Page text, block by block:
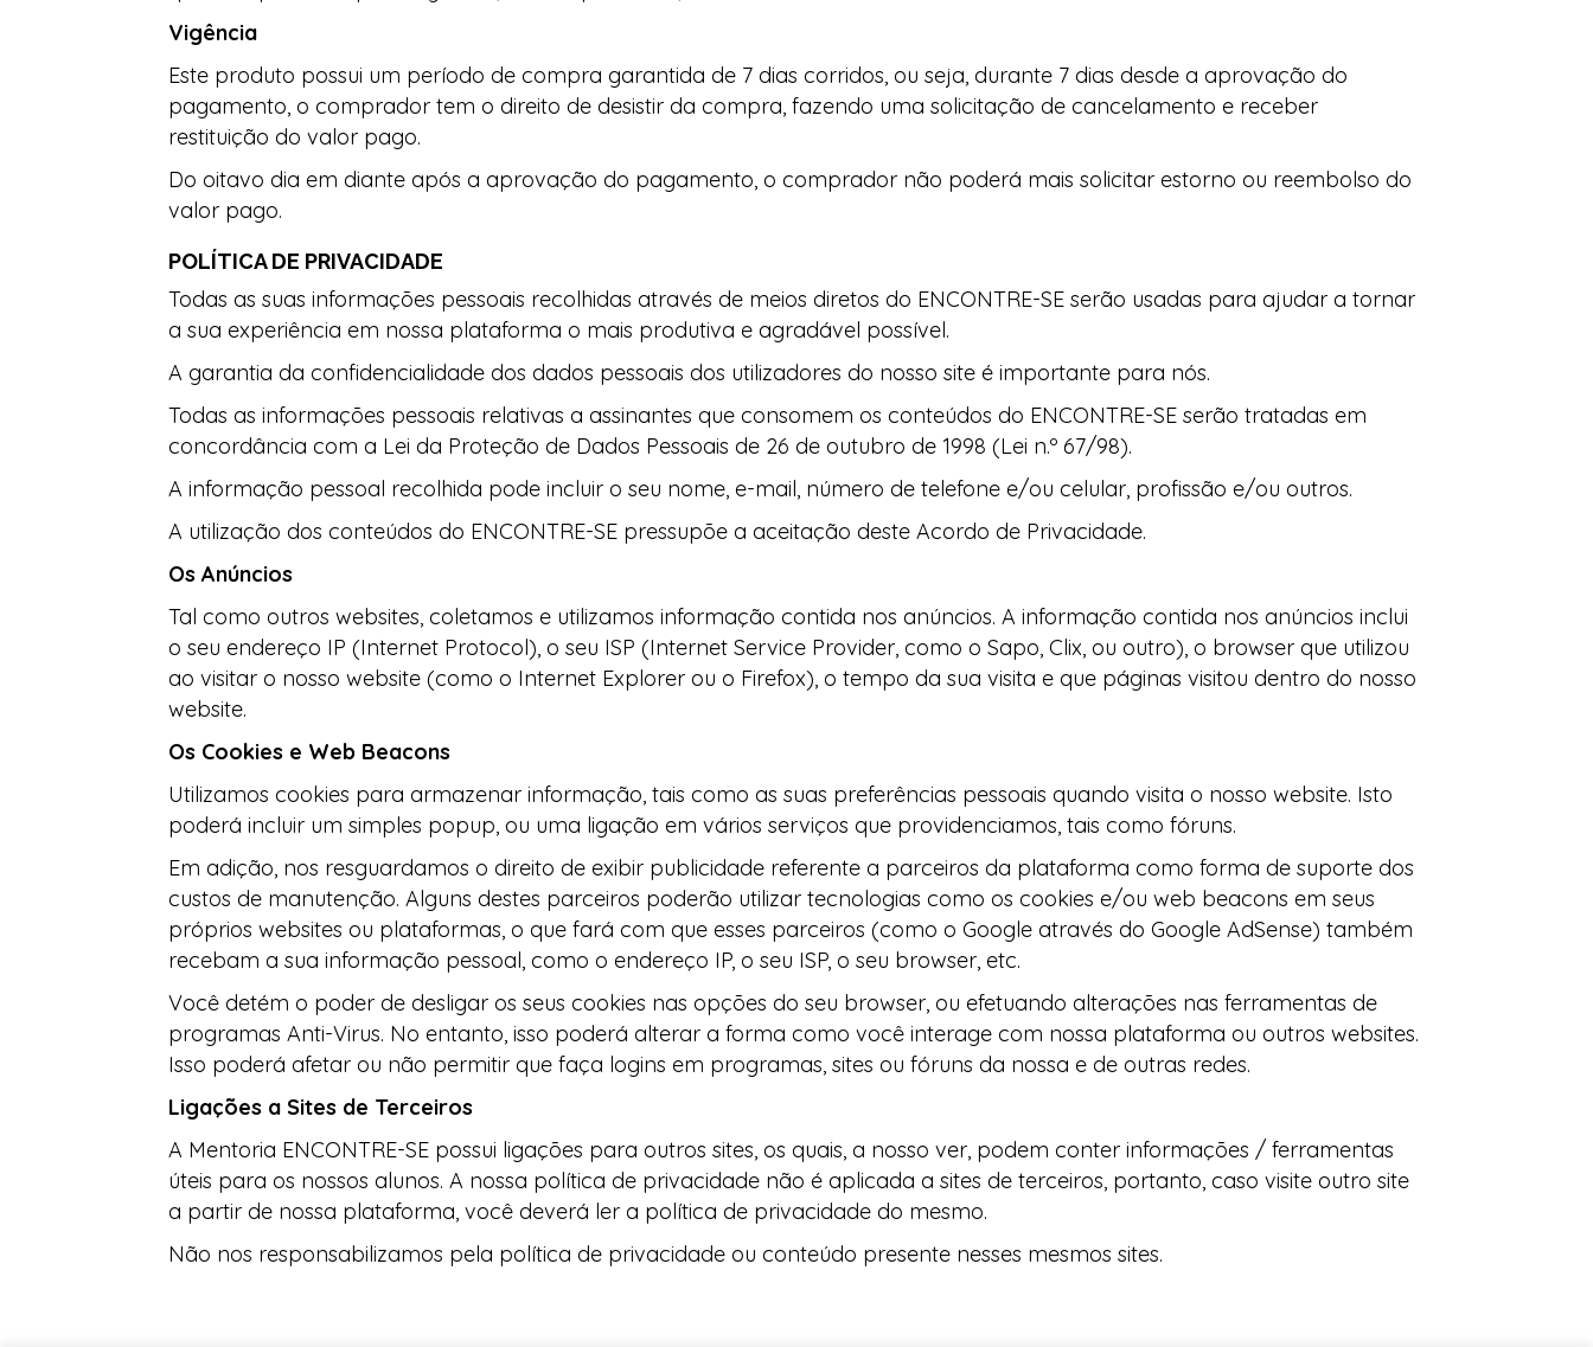
Vigência
Este produto possui um período de compra garantida de 7 dias corridos, ou seja, durante 7 dias desde a aprovação do
pagamento, o comprador tem o direito de desistir da compra, fazendo uma solicitação de cancelamento e receber
restituição do valor pago.
Do oitavo dia em diante após a aprovação do pagamento, o comprador não poderá mais solicitar estorno ou reembolso do
valor pago.
POLÍTICA DE PRIVACIDADE
Todas as suas informações pessoais recolhidas através de meios diretos do ENCONTRE-SE serão usadas para ajudar a tornar
a sua experiência em nossa plataforma o mais produtiva e agradável possível.
A garantia da confidencialidade dos dados pessoais dos utilizadores do nosso site é importante para nós.
Todas as informações pessoais relativas a assinantes que consomem os conteúdos do ENCONTRE-SE serão tratadas em
concordância com a Lei da Proteção de Dados Pessoais de 26 de outubro de 1998 (Lei n.º 67/98).
A informação pessoal recolhida pode incluir o seu nome, e-mail, número de telefone e/ou celular, profissão e/ou outros.
A utilização dos conteúdos do ENCONTRE-SE pressupõe a aceitação deste Acordo de Privacidade.
Os Anúncios
Tal como outros websites, coletamos e utilizamos informação contida nos anúncios. A informação contida nos anúncios inclui
o seu endereço IP (Internet Protocol), o seu ISP (Internet Service Provider, como o Sapo, Clix, ou outro), o browser que utilizou
ao visitar o nosso website (como o Internet Explorer ou o Firefox), o tempo da sua visita e que páginas visitou dentro do nosso
website.
Os Cookies e Web Beacons
Utilizamos cookies para armazenar informação, tais como as suas preferências pessoais quando visita o nosso website. Isto
poderá incluir um simples popup, ou uma ligação em vários serviços que providenciamos, tais como fóruns.
Em adição, nos resguardamos o direito de exibir publicidade referente a parceiros da plataforma como forma de suporte dos
custos de manutenção. Alguns destes parceiros poderão utilizar tecnologias como os cookies e/ou web beacons em seus
próprios websites ou plataformas, o que fará com que esses parceiros (como o Google através do Google AdSense) também
recebam a sua informação pessoal, como o endereço IP, o seu ISP, o seu browser, etc.
Você detém o poder de desligar os seus cookies nas opções do seu browser, ou efetuando alterações nas ferramentas de
programas Anti-Virus. No entanto, isso poderá alterar a forma como você interage com nossa plataforma ou outros websites.
Isso poderá afetar ou não permitir que faça logins em programas, sites ou fóruns da nossa e de outras redes.
Ligações a Sites de Terceiros
A Mentoria ENCONTRE-SE possui ligações para outros sites, os quais, a nosso ver, podem conter informações / ferramentas
úteis para os nossos alunos. A nossa política de privacidade não é aplicada a sites de terceiros, portanto, caso visite outro site
a partir de nossa plataforma, você deverá ler a política de privacidade do mesmo.
Não nos responsabilizamos pela política de privacidade ou conteúdo presente nesses mesmos sites.